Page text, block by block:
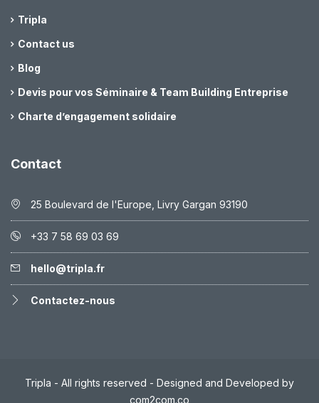
Tripla
Contact us
Blog
Devis pour vos Séminaire & Team Building Entreprise
Charte d’engagement solidaire
Contact
25 Boulevard de l'Europe, Livry Gargan 93190
+33 7 58 69 03 69
hello@tripla.fr
Contactez-nous
Tripla - All rights reserved - Designed and Developed by
com2com.co